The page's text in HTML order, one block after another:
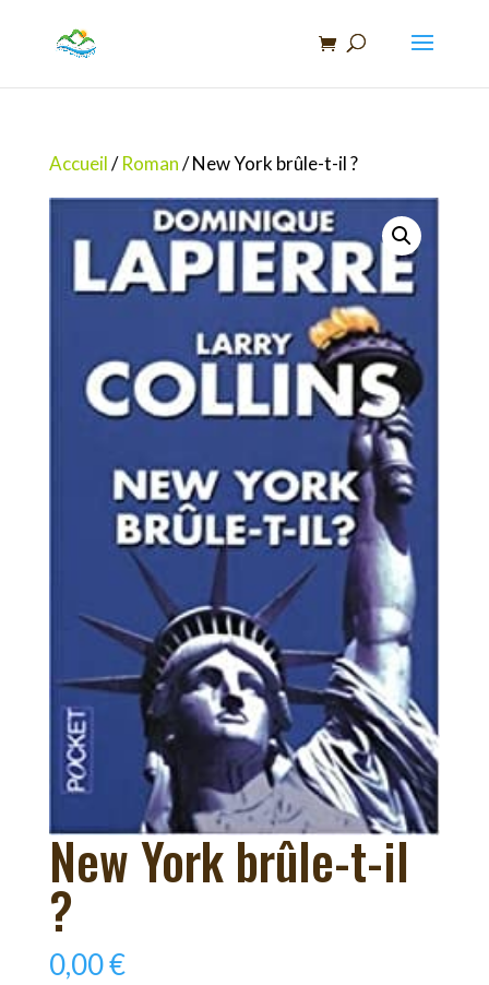
Accueil/Roman/ New York brûle-t-il ?
New York brûle-t-il
?
0,00€